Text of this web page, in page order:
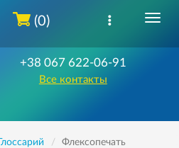
+38 067 622-06-91
Все контакты
(0)
Глоссарий
Флексопечать